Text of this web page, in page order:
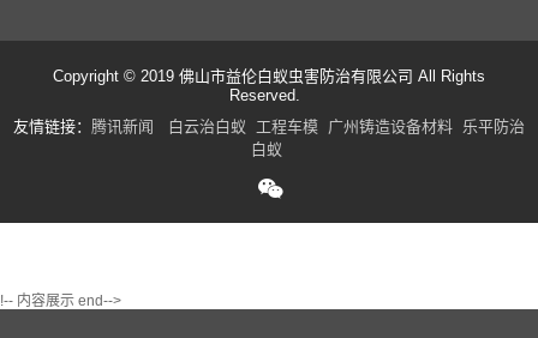
Copyright © 2019 佛山市益伦白蚁虫害防治有限公司 All Rights
Reserved.
友情链接： 腾讯新闻 白云治白蚁 工程车模 广州铸造设备材料 乐平防治
白蚁
!-- 内容展示 end-->